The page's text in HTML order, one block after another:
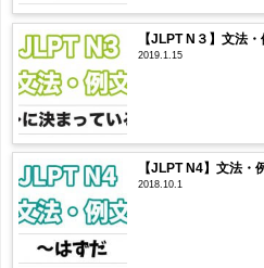
【JLPT N３】文法
2019.1.15
【JLPT N4】文法・
2018.10.1